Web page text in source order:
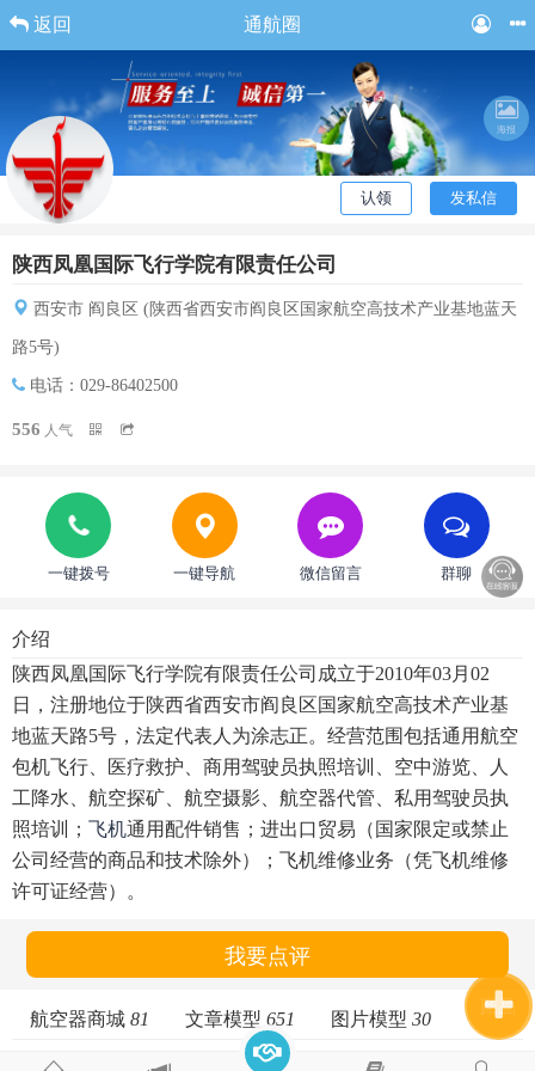
返回 通航圈
发私信
认领
陕西凤凰国际飞行学院有限责任公司
西安市 阎良区 (陕西省西安市阎良区国家航空高技术产业基地蓝天
路5号)
电话：029-86402500
556 人气
一键拨号 一键导航 微信留言 群聊
介绍
陕西凤凰国际飞行学院有限责任公司成立于2010年03月02
日，注册地位于陕西省西安市阎良区国家航空高技术产业基
地蓝天路5号，法定代表人为涂志正。经营范围包括通用航空
包机飞行、医疗救护、商用驾驶员执照培训、空中游览、人
工降水、航空探矿、航空摄影、航空器代管、私用驾驶员执
照培训； 飞机通用配件销售；进出口贸易（国家限定或禁止
公司经营的商品和技术除外）；飞机维修业务（凭飞机维修
许可证经营）。
我要点评
航空器商城 81 文章模型 651 图片模型 30
贴子
图片
产品
海报